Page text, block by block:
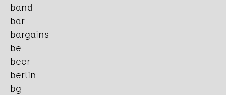
band
bar
bargains
be
beer
berlin
bg